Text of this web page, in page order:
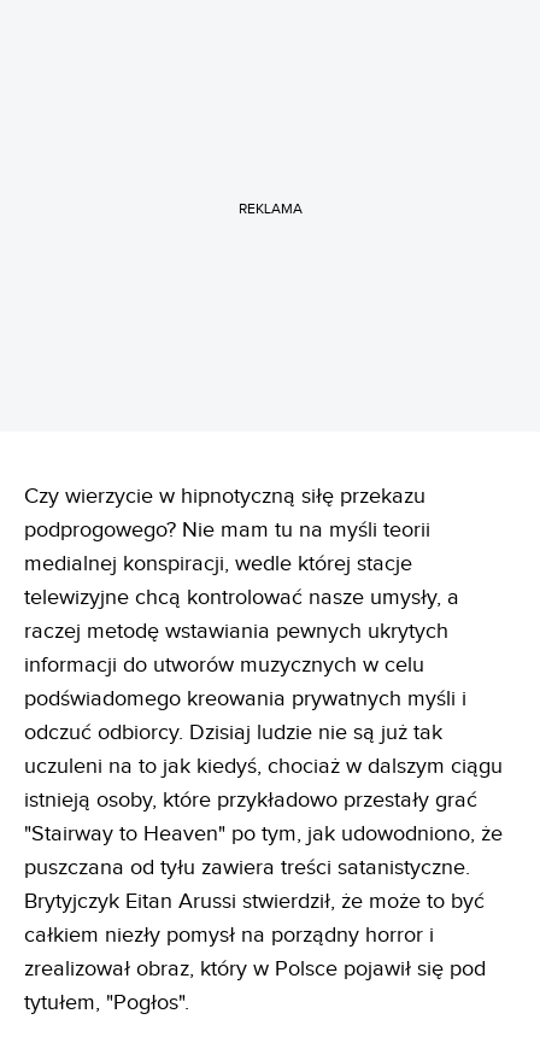
REKLAMA
Czy wierzycie w hipnotyczną siłę przekazu
podprogowego? Nie mam tu na myśli teorii
medialnej konspiracji, wedle której stacje
telewizyjne chcą kontrolować nasze umysły, a
raczej metodę wstawiania pewnych ukrytych
informacji do utworów muzycznych w celu
podświadomego kreowania prywatnych myśli i
odczuć odbiorcy. Dzisiaj ludzie nie są już tak
uczuleni na to jak kiedyś, chociaż w dalszym ciągu
istnieją osoby, które przykładowo przestały grać
"Stairway to Heaven" po tym, jak udowodniono, że
puszczana od tyłu zawiera treści satanistyczne.
Brytyjczyk Eitan Arussi stwierdził, że może to być
całkiem niezły pomysł na porządny horror i
zrealizował obraz, który w Polsce pojawił się pod
tytułem, "Pogłos".